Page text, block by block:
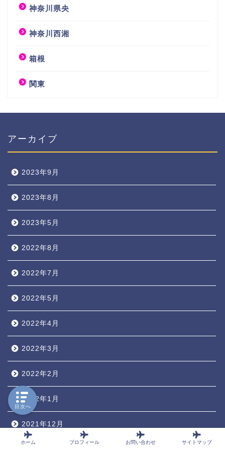
神奈川県央
神奈川西湘
箱根
関東
アーカイブ
2023年9月
2023年8月
2023年5月
2022年8月
2022年7月
2022年5月
2022年4月
2022年3月
2022年2月
2022年1月
2021年12月
ホーム プロフィール お問い合わせ サイトマップ
目次へ